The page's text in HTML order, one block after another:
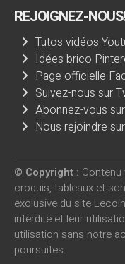
REJOIGNEZ-
Tutos vidéos
Idées brico
Page officielle
Suivez-nous sur
Abonnez-vous
Nous rejoindre
© Copyright : Contenu
croquis, tableaux et
exclusive du site
interdite et leur
utilisation sans notre
poursuites.